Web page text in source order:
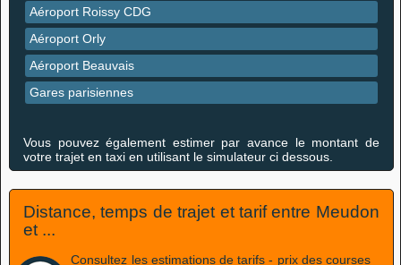
Aéroport Roissy CDG
Aéroport Orly
Aéroport Beauvais
Gares parisiennes
Vous pouvez également estimer par avance le montant de
votre trajet en taxi en utilisant le simulateur ci dessous.
Distance, temps de trajet et tarif entre Meudon
et ...
Consultez les estimations de tarifs - prix des courses